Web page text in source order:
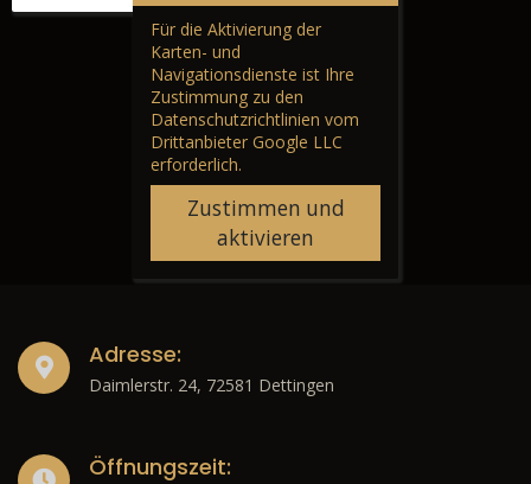
Für die Aktivierung der
Karten- und
Navigationsdienste ist Ihre
Zustimmung zu den
Datenschutzrichtlinien vom
Drittanbieter Google LLC
erforderlich.
Zustimmen und
aktivieren
Adresse:
Daimlerstr. 24, 72581 Dettingen
Öffnungszeit: